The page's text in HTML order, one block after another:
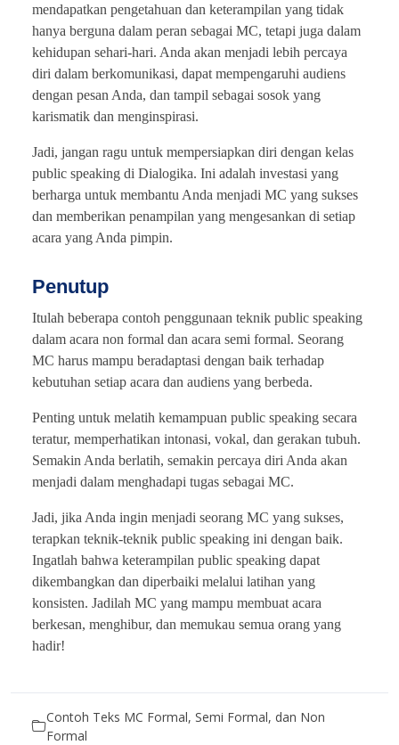
mendapatkan pengetahuan dan keterampilan yang tidak
hanya berguna dalam peran sebagai MC, tetapi juga dalam
kehidupan sehari-hari. Anda akan menjadi lebih percaya
diri dalam berkomunikasi, dapat mempengaruhi audiens
dengan pesan Anda, dan tampil sebagai sosok yang
karismatik dan menginspirasi.
Jadi, jangan ragu untuk mempersiapkan diri dengan kelas
public speaking di Dialogika. Ini adalah investasi yang
berharga untuk membantu Anda menjadi MC yang sukses
dan memberikan penampilan yang mengesankan di setiap
acara yang Anda pimpin.
Penutup
Itulah beberapa contoh penggunaan teknik public speaking
dalam acara non formal dan acara semi formal. Seorang
MC harus mampu beradaptasi dengan baik terhadap
kebutuhan setiap acara dan audiens yang berbeda.
Penting untuk melatih kemampuan public speaking secara
teratur, memperhatikan intonasi, vokal, dan gerakan tubuh.
Semakin Anda berlatih, semakin percaya diri Anda akan
menjadi dalam menghadapi tugas sebagai MC.
Jadi, jika Anda ingin menjadi seorang MC yang sukses,
terapkan teknik-teknik public speaking ini dengan baik.
Ingatlah bahwa keterampilan public speaking dapat
dikembangkan dan diperbaiki melalui latihan yang
konsisten. Jadilah MC yang mampu membuat acara
berkesan, menghibur, dan memukau semua orang yang
hadir!
Contoh Teks MC Formal, Semi Formal, dan Non
Formal